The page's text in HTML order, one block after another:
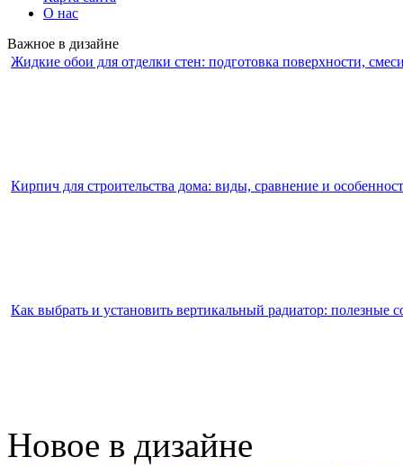
О нас
Важное в дизайне
Жидкие обои для отделки стен: подготовка поверхности,
Кирпич для строительства дома: виды, сравнение и
Как выбрать и установить вертикальный радиатор: полезные
Новое в дизайне